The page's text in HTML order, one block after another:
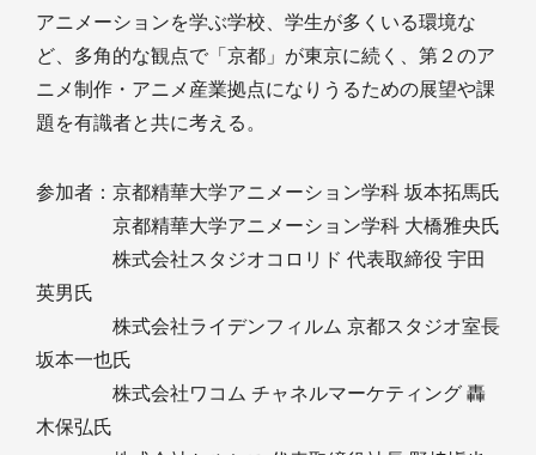
アニメーションを学ぶ学校、学生が多くいる環境な
ど、多角的な観点で「京都」が東京に続く、第２のア
ニメ制作・アニメ産業拠点になりうるための展望や課
題を有識者と共に考える。
参加者：京都精華大学アニメーション学科 坂本拓馬氏
京都精華大学アニメーション学科 大橋雅央氏
株式会社スタジオコロリド 代表取締役 宇田
英男氏
株式会社ライデンフィルム 京都スタジオ室長
坂本一也氏
株式会社ワコム チャネルマーケティング 轟
木保弘氏